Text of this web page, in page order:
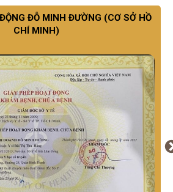
ĐỖ MINH ĐƯỜNG (CƠ SỞ HỒ
CHÍ MINH)